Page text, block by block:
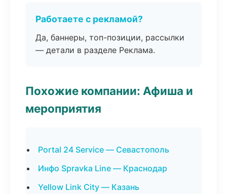
Работаете с рекламой?
Да, баннеры, топ-позиции, рассылки
— детали в разделе Реклама.
Похожие компании: Афиша и
мероприятия
Portal 24 Service — Севастополь
Инфо Spravka Line — Краснодар
Yellow Link City — Казань